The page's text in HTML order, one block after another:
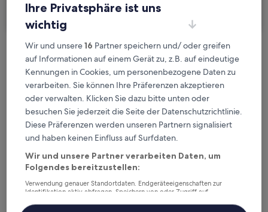
Suchen
Kostenlose Stornierung bei
Planänderungen
Verdiene Prämien für jede
wahrgenommene Übernachtung
Mehr sparen mit Preisen für Mitglieder
Ihre Privatsphäre ist uns
wichtig
Wir und unsere16 Partner speichern und/ oder greifen
auf Informationen auf einem Gerät zu, z.B. auf eindeutige
Kennungen in Cookies, um personenbezogene Daten zu
verarbeiten. Sie können Ihre Präferenzen akzeptieren
oder verwalten. Klicken Sie dazu bitte unten oder
besuchen Sie jederzeit die Seite der Datenschutzrichtlinie.
Diese Präferenzen werden unseren Partnern signalisiert
und haben keinen Einfluss auf Surfdaten.
Wir und unsere Partner verarbeiten Daten, um
Folgendes bereitzustellen:
Verwendung genauer Standortdaten. Endgeräteeigenschaften zur
Identifikation aktiv abfragen. Speichern von oder Zugriff auf
Inhalte, Messung von Werbeleistung und der Performance von Inhalten,